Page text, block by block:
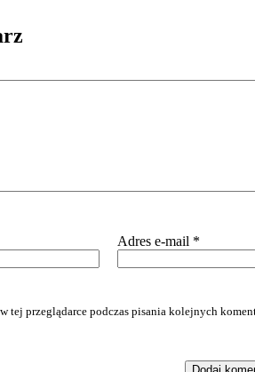
Adres e-mail *
tej przeglądarce podczas pisania kolejnych